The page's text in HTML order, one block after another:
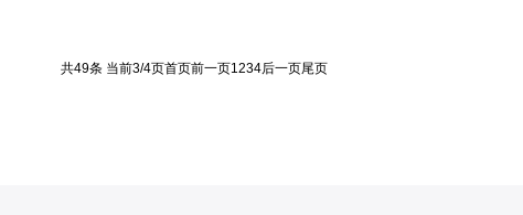
共49条 当前3/4页首页前一页1234后一页尾页